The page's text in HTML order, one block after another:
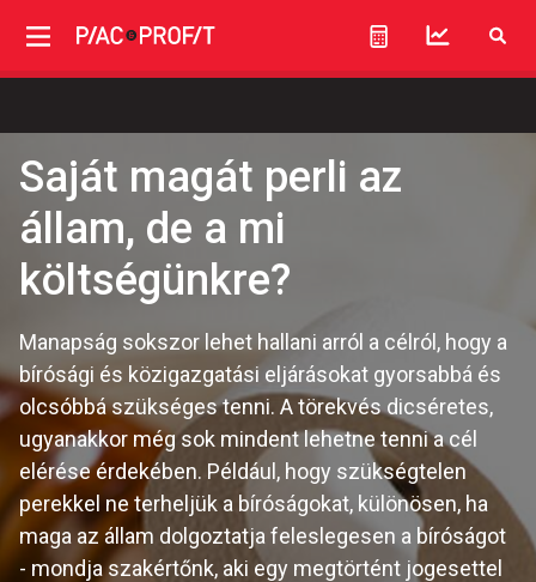
Saját magát perli az
állam, de a mi
költségünkre?
Manapság sokszor lehet hallani arról a célról, hogy a
bírósági és közigazgatási eljárásokat gyorsabbá és
olcsóbbá szükséges tenni. A törekvés dicséretes,
ugyanakkor még sok mindent lehetne tenni a cél
elérése érdekében. Például, hogy szükségtelen
perekkel ne terheljük a bíróságokat, különösen, ha
maga az állam dolgoztatja feleslegesen a bíróságot
- mondja szakértőnk, aki egy megtörtént jogesettel